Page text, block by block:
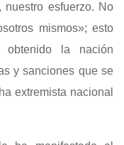
nuestro esfuerzo. No
mismos»; esto
la nación
y sanciones que se
extremista nacional